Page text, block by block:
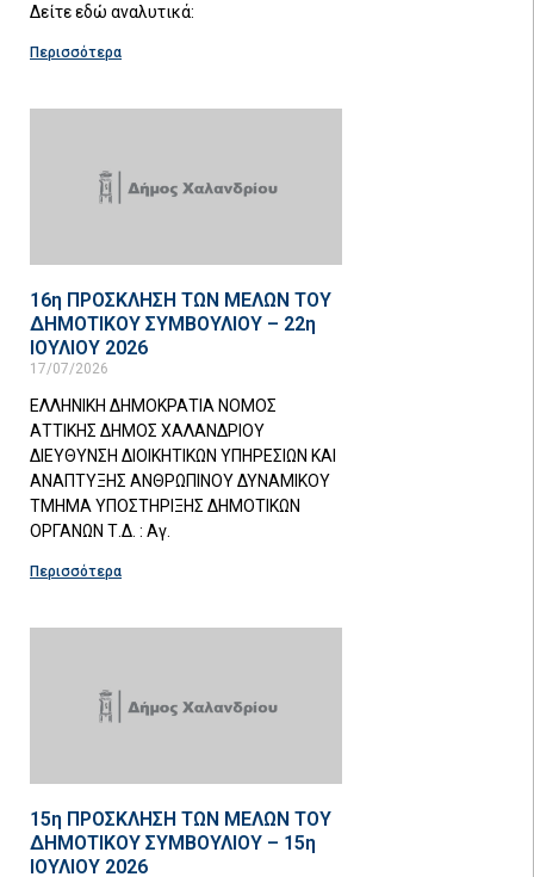
Δείτε εδώ αναλυτικά:
Περισσότερα
16η ΠΡΟΣΚΛΗΣΗ ΤΩΝ ΜΕΛΩΝ ΤΟΥ
ΔΗΜΟΤΙΚΟΥ ΣΥΜΒΟΥΛΙΟΥ – 22η
ΙΟΥΛΙΟΥ 2026
17/07/2026
ΕΛΛΗΝΙΚΗ ΔΗΜΟΚΡΑΤΙΑ ΝΟΜΟΣ
ΑΤΤΙΚΗΣ ΔΗΜΟΣ ΧΑΛΑΝΔΡΙΟΥ
ΔΙΕΥΘΥΝΣΗ ΔΙΟΙΚΗΤΙΚΩΝ ΥΠΗΡΕΣΙΩΝ ΚΑΙ
ΑΝΑΠΤΥΞΗΣ ΑΝΘΡΩΠΙΝΟΥ ΔΥΝΑΜΙΚΟΥ
ΤΜΗΜΑ ΥΠΟΣΤΗΡΙΞΗΣ ΔΗΜΟΤΙΚΩΝ
ΟΡΓΑΝΩΝ Τ.Δ. : Αγ.
Περισσότερα
15η ΠΡΟΣΚΛΗΣΗ ΤΩΝ ΜΕΛΩΝ ΤΟΥ
ΔΗΜΟΤΙΚΟΥ ΣΥΜΒΟΥΛΙΟΥ – 15η
ΙΟΥΛΙΟΥ 2026